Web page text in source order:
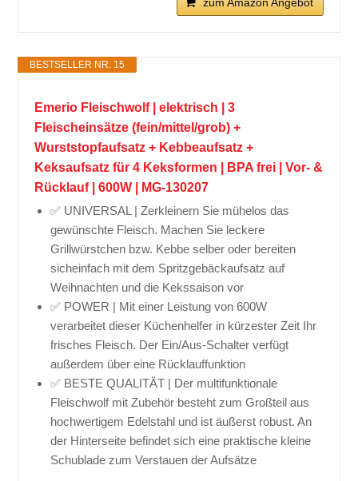
zum Amazon Angebot
BESTSELLER NR. 15
Emerio Fleischwolf | elektrisch | 3
Fleischeinsätze (fein/mittel/grob) +
Wurststopfaufsatz + Kebbeaufsatz +
Keksaufsatz für 4 Keksformen | BPA frei | Vor- &
Rücklauf | 600W | MG-130207
✅ UNIVERSAL | Zerkleinern Sie mühelos das
gewünschte Fleisch. Machen Sie leckere
Grillwürstchen bzw. Kebbe selber oder bereiten
sicheinfach mit dem Spritzgebäckaufsatz auf
Weihnachten und die Kekssaison vor
✅ POWER | Mit einer Leistung von 600W
verarbeitet dieser Küchenhelfer in kürzester Zeit Ihr
frisches Fleisch. Der Ein/Aus-Schalter verfügt
außerdem über eine Rücklauffunktion
✅ BESTE QUALITÄT | Der multifunktionale
Fleischwolf mit Zubehör besteht zum Großteil aus
hochwertigem Edelstahl und ist äußerst robust. An
der Hinterseite befindet sich eine praktische kleine
Schublade zum Verstauen der Aufsätze